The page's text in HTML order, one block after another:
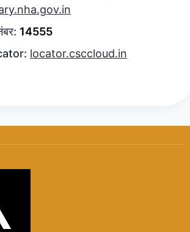
14555
locator.csccloud.in